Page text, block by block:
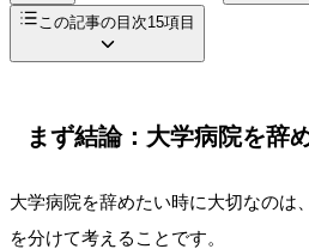
この記事の目次15項目
まず結論：大学病院を辞
大学病院を辞めたい時に大切なのは
を分けて考えることです。